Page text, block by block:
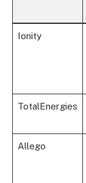
Ionity
TotalEnergies
Allego